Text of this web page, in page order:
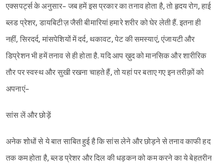
एक्सपर्ट्स के अनुसार- जब हमें इस प्रकार का तनाव होता है, तो हृदय रोग, हाई
ब्लड प्रेशर, डायबिटीज़ जैसी बीमारियां हमारे शरीर को घेर लेती हैं. इतना ही
नहीं, सिरदर्द, मांसपेशियों में दर्द, थकावट, पेट की समस्याएं, एंजायटी और
डिप्रेशन भी हमें तनाव से ही होता है. यदि आप ख़ुद को मानसिक और शारीरिक
तौर पर स्वस्थ और सुखी रखना चाहते हैं, तो यहां पर बताए गए इन तरीक़ों को
अपनाएं-
सांस लें और छोड़ें
अनेक शोधों से ये बात साबित हुई है कि सांस लेने और छोड़ने से तनाव काफी हद
तक कम होता है, ब्लड प्रेशर और दिल की धड़कन को कम करने का ये बेहतरीन